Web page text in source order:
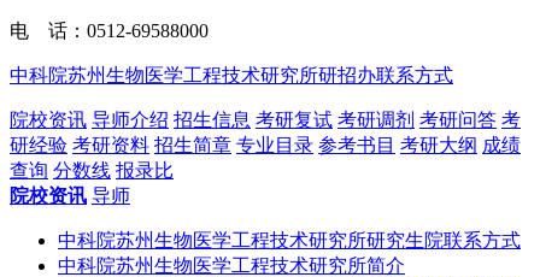
电 话：0512-69588000
中科院苏州生物医学工程技术研究所研招办联系方式
院校资讯 导师介绍 招生信息 考研复试 考研调剂 考研问答 考
研经验 考研资料 招生简章 专业目录 参考书目 考研大纲 成绩
查询 分数线 报录比
院校资讯 导师
中科院苏州生物医学工程技术研究所研究生院联系方式
中科院苏州生物医学工程技术研究所简介